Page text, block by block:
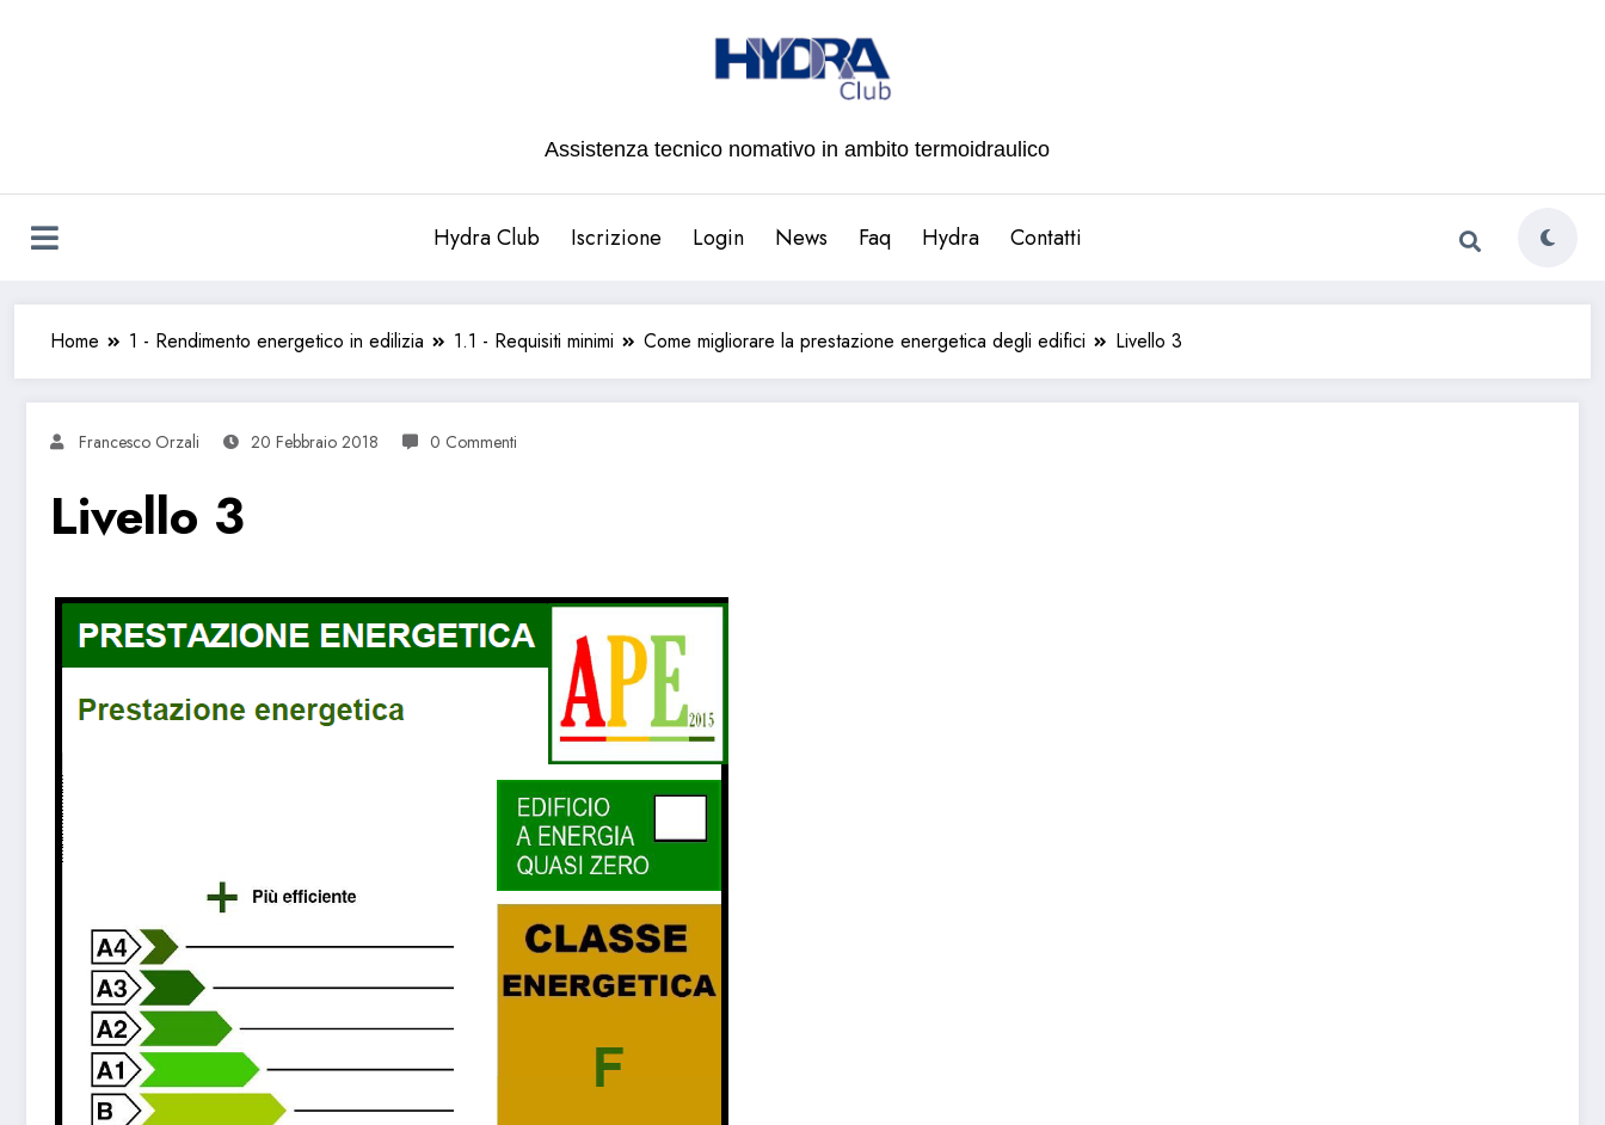
Assistenza tecnico nomativo in ambito termoidraulico
Hydra Club Iscrizione Login News Faq Hydra Contatti
Home 1 - Rendimento energetico in edilizia 1.1 - Requisiti minimi Come migliorare la prestazione energetica degli edifici Livello 3
Francesco Orzali 20 Febbraio 2018 0 Commenti
Livello 3